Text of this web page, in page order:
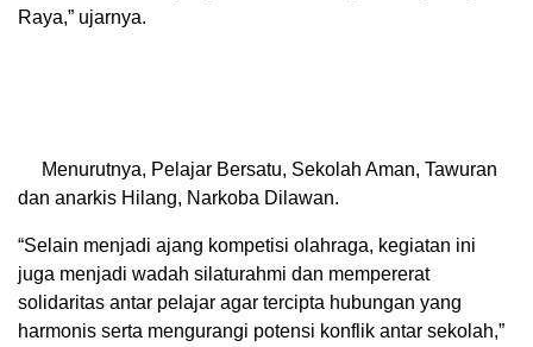
Raya,” ujarnya.
Menurutnya, Pelajar Bersatu, Sekolah Aman, Tawuran
dan anarkis Hilang, Narkoba Dilawan.
“Selain menjadi ajang kompetisi olahraga, kegiatan ini
juga menjadi wadah silaturahmi dan mempererat
solidaritas antar pelajar agar tercipta hubungan yang
harmonis serta mengurangi potensi konflik antar sekolah,”